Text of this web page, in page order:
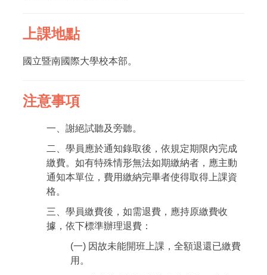
上課地點
國立暨南國際大學校本部。
注意事項
一、謝絕試聽及旁聽。
二、學員應於通知錄取後，依規定期限內完成
繳費。如有特殊情形無法如期繳納者，應主動
通知本單位，費用繳納完畢者使得取得上課資
格。
三、學員繳費後，如需退費，應持原繳費收
據，依下標準辦理退費：
(一) 因故未能開班上課，全額退還已繳費
用。